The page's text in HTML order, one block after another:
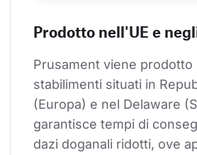
Prodotto nell'UE e
Prusament viene prodotto
stabilimenti situati in
(Europa) e nel Delaware
garantisce tempi di
dazi doganali ridotti, ove